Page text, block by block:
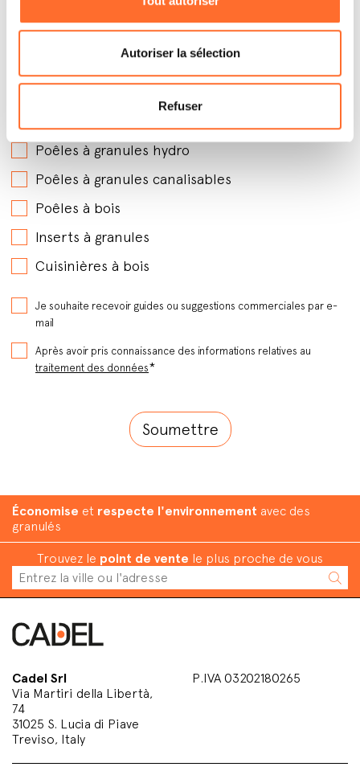
Autoriser la sélection
Refuser
Poêles à granules hydro
Poêles à granules canalisables
Poêles à bois
Inserts à granules
Cuisinières à bois
Je souhaite recevoir guides ou suggestions commerciales par e-
mail
Après avoir pris connaissance des informations relatives au
traitement des données*
Économise et respecte l'environnement avec des
granulés
Trouvez le point de vente le plus proche de vous
Cadel Srl
Via Martiri della Libertà,
74
31025 S. Lucia di Piave
Treviso, Italy
P.IVA 03202180265